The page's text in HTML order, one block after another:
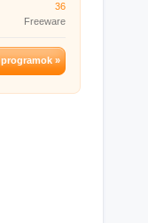
36
Freeware
»